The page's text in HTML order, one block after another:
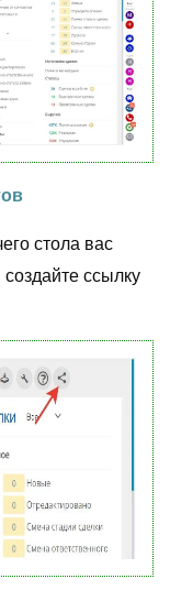
стола вас
создайте ссылку